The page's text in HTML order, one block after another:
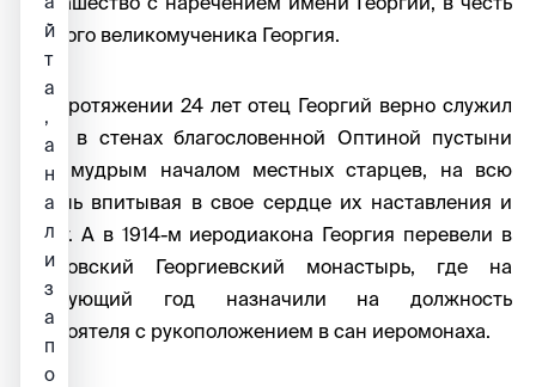
святого великомученика Георгия.
На протяжении 24 лет отец Георгий верно служил
Богу в стенах благословенной Оптиной пустыни
под мудрым началом местных старцев, на всю
жизнь впитывая в свое сердце их наставления и
опыт. А в 1914-м иеродиакона Георгия перевели в
Мещовский Георгиевский монастырь, где на
следующий год назначили на должность
настоятеля с рукоположением в сан иеромонаха.
й
т
а
,
а
н
а
л
и
з
а
п
о